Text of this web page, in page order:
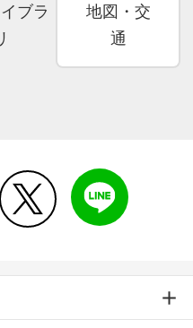
ブラ
地図・交
通